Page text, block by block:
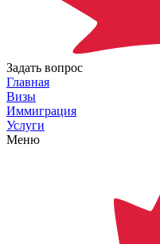
Задать вопрос
Главная
Визы
Иммиграция
Услуги
Меню